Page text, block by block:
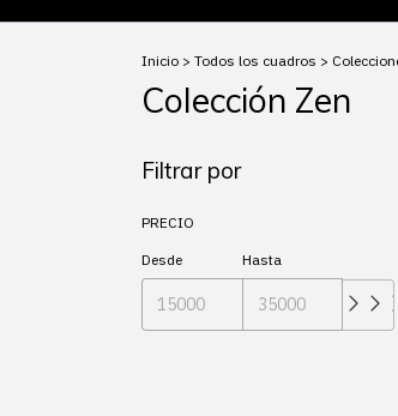
Inicio > Todos los cuadros >
Colección Zen
Filtrar por
PRECIO
Desde Hasta